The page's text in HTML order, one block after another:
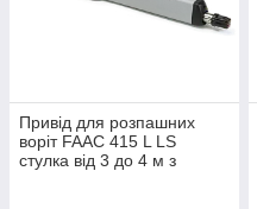
Привід для розпашних
воріт FAAC 415 L LS
стулка від 3 до 4 м з